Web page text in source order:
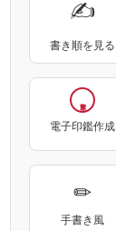
✍
書き順を見る
電子印鑑作成
✏
手書き風